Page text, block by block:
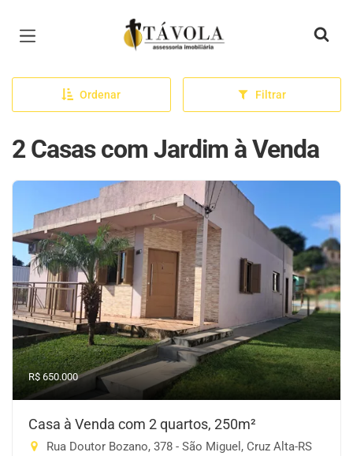
Página inicial
Ordenar Filtrar
2 Casas com Jardim à Venda
R$ 650.000
Casa à Venda com 2 quartos, 250m²
Rua Doutor Bozano, 378 - São Miguel, Cruz Alta-RS